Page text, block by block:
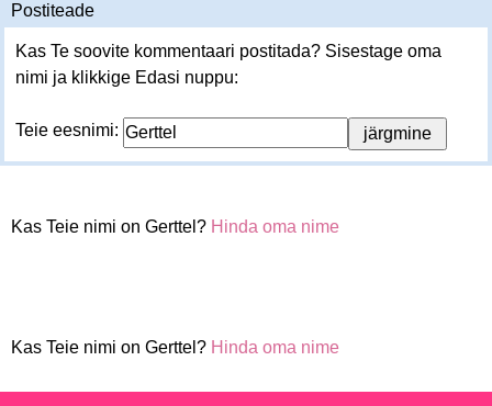
Postiteade
Kas Te soovite kommentaari postitada? Sisestage oma
nimi ja klikkige Edasi nuppu:
Teie eesnimi:
Kas Teie nimi on Gerttel? Hinda oma nime
Kas Teie nimi on Gerttel? Hinda oma nime